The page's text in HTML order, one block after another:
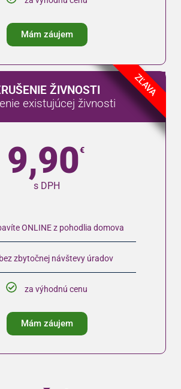
Mám záujem
ZĽAVA
ŽIVNOSTI
existujúcej živnosti
9,90€
s DPH
ONLINE z pohodlia domova
bez zbytočnej návštevy úradov
za výhodnú cenu
Mám záujem